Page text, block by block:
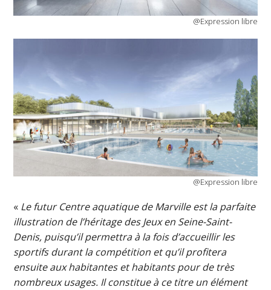
@Expression libre
@Expression libre
« Le futur Centre aquatique de Marville est la parfaite
illustration de l’héritage des Jeux en Seine-Saint-
Denis, puisqu’il permettra à la fois d’accueillir les
sportifs durant la compétition et qu’il profitera
ensuite aux habitantes et habitants pour de très
nombreux usages. Il constitue à ce titre un élément